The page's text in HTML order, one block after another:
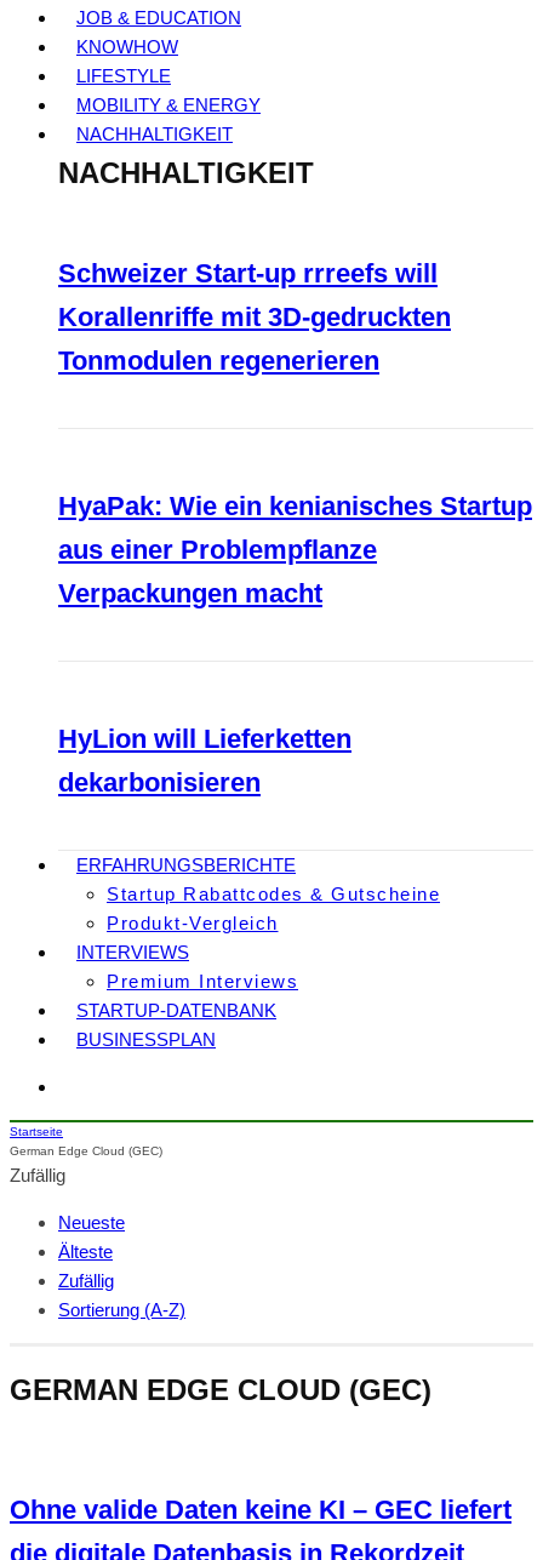
JOB & EDUCATION
KNOWHOW
LIFESTYLE
MOBILITY & ENERGY
NACHHALTIGKEIT
NACHHALTIGKEIT
Schweizer Start-up rrreefs will
Korallenriffe mit 3D-gedruckten
Tonmodulen regenerieren
HyaPak: Wie ein kenianisches Startup
aus einer Problempflanze
Verpackungen macht
HyLion will Lieferketten
dekarbonisieren
ERFAHRUNGSBERICHTE
Startup Rabattcodes & Gutscheine
Produkt-Vergleich
INTERVIEWS
Premium Interviews
STARTUP-DATENBANK
BUSINESSPLAN
Startseite
German Edge Cloud (GEC)
Zufällig
Neueste
Älteste
Zufällig
Sortierung (A-Z)
GERMAN EDGE CLOUD (GEC)
Ohne valide Daten keine KI – GEC liefert
die digitale Datenbasis in Rekordzeit